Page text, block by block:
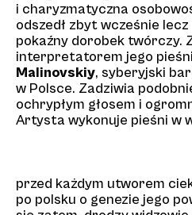
i charyzmatyczna
odszedł zbyt wcześnie
pokaźny dorobek twórczy.
interpretatorem jego
Malinovskiy, syberyjski
w Polsce. Zadziwia
ochrypłym głosem i
Artysta wykonuje pieśni w
przed każdym utworem
po polsku o genezie jego